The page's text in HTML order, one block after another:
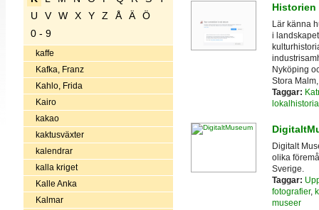
U
V W X Y Z Å Ä
Ö
0 - 9
kaffe
Kafka, Franz
Kahlo, Frida
Kairo
kakao
kaktusväxter
kalendrar
kalla kriget
Kalle Anka
Kalmar
Historien
Lär känna
i
Nyköping
Stora
Taggar:
lokalhistoria
Digitalt
olika
Sverige.
Taggar:
fotografier,
museer